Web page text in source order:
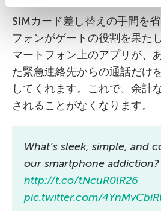
SIMカード差し替えの手間を
フォンがゲートの役割を果た
マートフォン上のアプリが、
た緊急連絡先からの通話だけ
してくれます。これで、余計
されることがなくなります。
What’s sleek, simple, and
our smartphone addiction?
http://t.co/tNcuR0lR26
pic.twitter.com/